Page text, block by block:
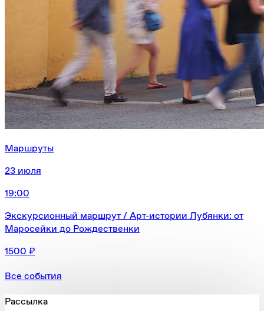
Маршруты
23 июля
19:00
Экскурсионный маршрут / Арт-истории Лубянки: от
Маросейки до Рождественки
1500 ₽
Все события
Рассылка